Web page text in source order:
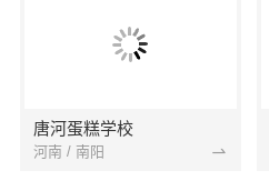
唐河蛋糕学校
河南 / 南阳